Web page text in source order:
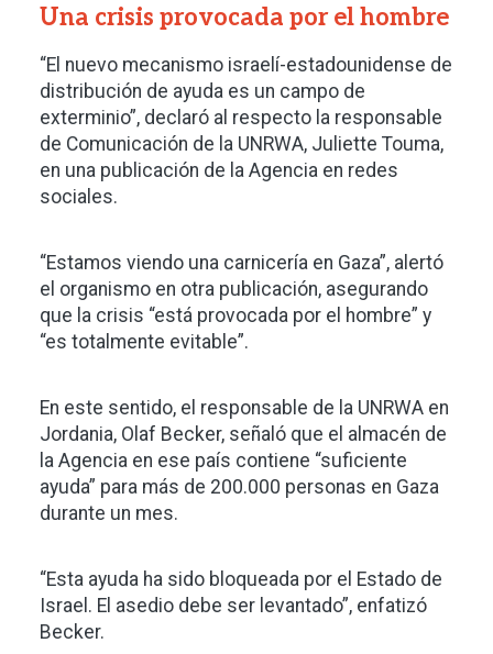
Una crisis provocada por el hombre
“El nuevo mecanismo israelí-estadounidense de
distribución de ayuda es un campo de
exterminio”, declaró al respecto la responsable
de Comunicación de la UNRWA, Juliette Touma,
en una publicación de la Agencia en redes
sociales.
“Estamos viendo una carnicería en Gaza”, alertó
el organismo en otra publicación, asegurando
que la crisis “está provocada por el hombre” y
“es totalmente evitable”.
En este sentido, el responsable de la UNRWA en
Jordania, Olaf Becker, señaló que el almacén de
la Agencia en ese país contiene “suficiente
ayuda” para más de 200.000 personas en Gaza
durante un mes.
“Esta ayuda ha sido bloqueada por el Estado de
Israel. El asedio debe ser levantado”, enfatizó
Becker.